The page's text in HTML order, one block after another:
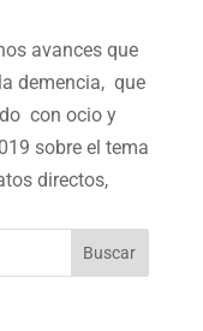
avances que
demencia, que
con ocio y
sobre el tema
directos,